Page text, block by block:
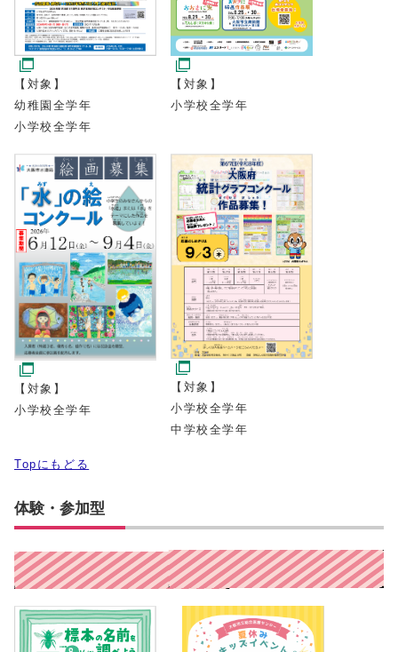
【対象】
幼稚園全学年
小学校全学年
【対象】
小学校全学年
【対象】
小学校全学年
【対象】
小学校全学年
中学校全学年
Topにもどる
体験・参加型